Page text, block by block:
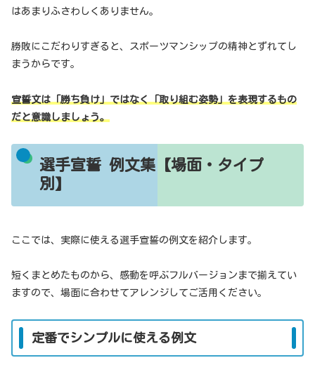
はあまりふさわしくありません。
勝敗にこだわりすぎると、スポーツマンシップの精神とずれてし
まうからです。
宣誓文は「勝ち負け」ではなく「取り組む姿勢」を表現するもの
だと意識しましょう。
選手宣誓 例文集【場面・タイプ
別】
ここでは、実際に使える選手宣誓の例文を紹介します。
短くまとめたものから、感動を呼ぶフルバージョンまで揃えてい
ますので、場面に合わせてアレンジしてご活用ください。
定番でシンプルに使える例文